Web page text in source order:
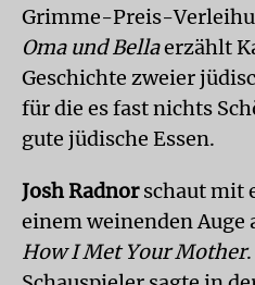
Grimme-Preis-
Oma und Bellaerzählt
Geschichte zweier
für die es fast nichts
gute jüdische Essen.
Josh Radnorschaut mit
einem weinenden Auge
How I Met Your Mother